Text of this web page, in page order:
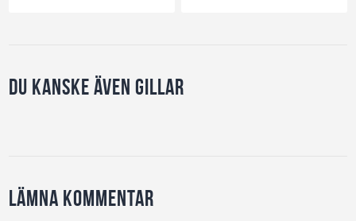
Du kanske även gillar
Lämna kommentar